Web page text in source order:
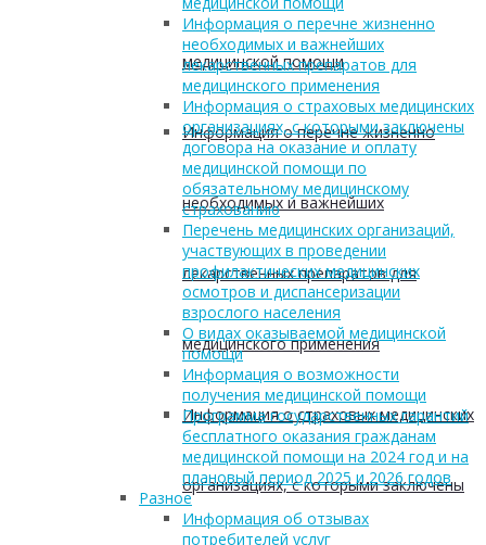
медицинской помощи
Информация о перечне жизненно
необходимых и важнейших
лекарственных препаратов для
медицинского применения
Информация о страховых медицинских
организациях, с которыми заключены
Информация о перечне жизненно
необходимых и важнейших
лекарственных препаратов для
медицинского применения
Информация о страховых медицинских
организациях, с которыми заключены
договора на оказание и оплату
медицинской помощи по
обязательному медицинскому
страхованию
Перечень медицинских организаций,
участвующих в проведении
профилактических медицинских
осмотров и диспансеризации
взрослого населения
О видах оказываемой медицинской
помощи
Информация о возможности
получения медицинской помощи
Программа государственных гарантий
бесплатного оказания гражданам
медицинской помощи на 2024 год и на
плановый период 2025 и 2026 годов
Разное
Информация об отзывах
потребителей услуг